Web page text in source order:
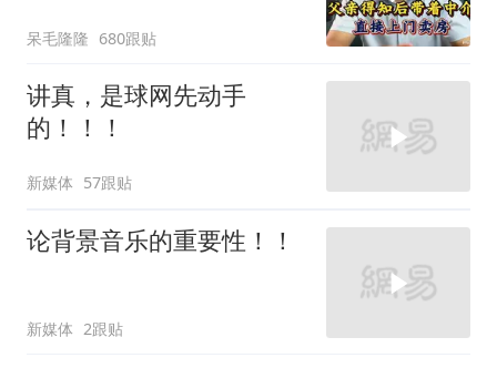
呆毛隆隆 680跟贴
讲真，是球网先动手
的！！！
新媒体 57跟贴
论背景音乐的重要性！！
新媒体 2跟贴